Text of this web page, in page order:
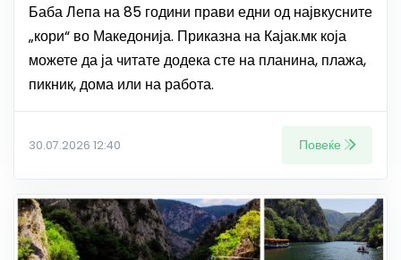
Баба Лепа на 85 години прави едни од највкусните
„кори“ во Македонија. Приказна на Кајак.мк која
можете да ја читате додека сте на планина, плажа,
пикник, дома или на работа.
30.07.2026 12:40 Повеќе